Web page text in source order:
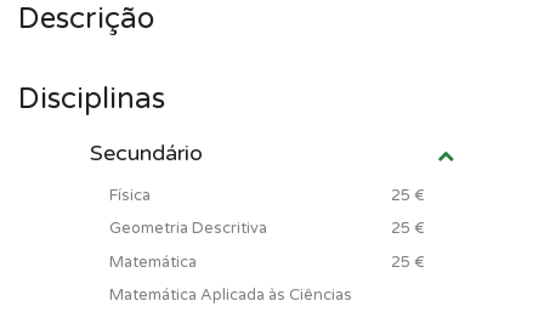
Descrição
Disciplinas
Secundário
Física
25 €
Geometria Descritiva
25 €
Matemática
25 €
Matemática Aplicada às Ciências